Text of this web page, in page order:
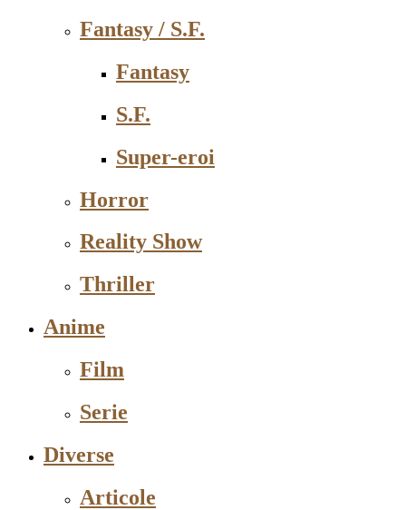
Fantasy / S.F.
Fantasy
S.F.
Super-eroi
Horror
Reality Show
Thriller
Anime
Film
Serie
Diverse
Articole